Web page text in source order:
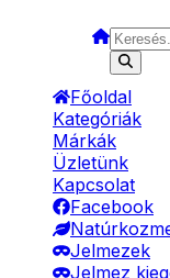
Főoldal
Kategóriák
Márkák
Üzletünk
Kapcsolat
Facebook
Jelmezek
Jelmez